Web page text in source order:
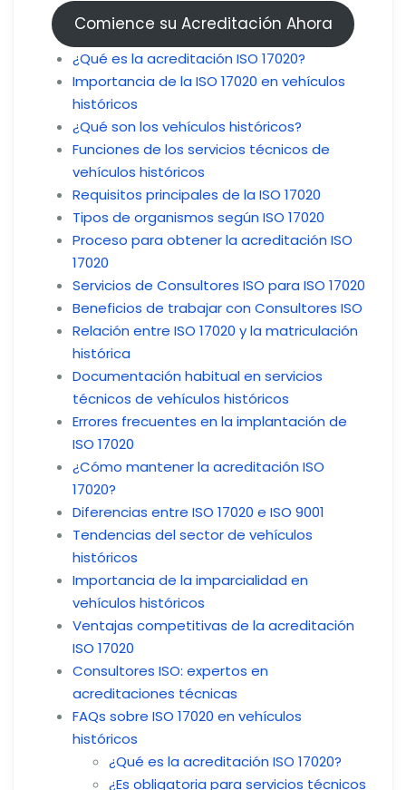
Comience su Acreditación Ahora
¿Qué es la acreditación ISO 17020?
Importancia de la ISO 17020 en vehículos
históricos
¿Qué son los vehículos históricos?
Funciones de los servicios técnicos de
vehículos históricos
Requisitos principales de la ISO 17020
Tipos de organismos según ISO 17020
Proceso para obtener la acreditación ISO
17020
Servicios de Consultores ISO para ISO 17020
Beneficios de trabajar con Consultores ISO
Relación entre ISO 17020 y la matriculación
histórica
Documentación habitual en servicios
técnicos de vehículos históricos
Errores frecuentes en la implantación de
ISO 17020
¿Cómo mantener la acreditación ISO
17020?
Diferencias entre ISO 17020 e ISO 9001
Tendencias del sector de vehículos
históricos
Importancia de la imparcialidad en
vehículos históricos
Ventajas competitivas de la acreditación
ISO 17020
Consultores ISO: expertos en
acreditaciones técnicas
FAQs sobre ISO 17020 en vehículos
históricos
¿Qué es la acreditación ISO 17020?
¿Es obligatoria para servicios técnicos